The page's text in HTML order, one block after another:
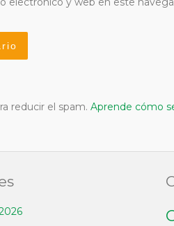
reducir el spam. Aprende cómo